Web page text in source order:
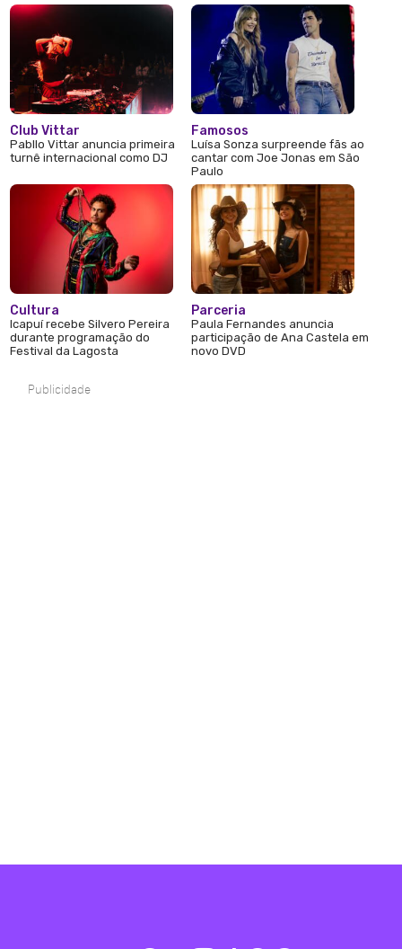
Club Vittar
Pabllo Vittar anuncia primeira
turnê internacional como DJ
Cultura
Icapuí recebe Silvero Pereira
durante programação do
Festival da Lagosta
Famosos
Luísa Sonza surpreende fãs ao
cantar com Joe Jonas em São
Paulo
Parceria
Paula Fernandes anuncia
participação de Ana Castela em
novo DVD
Publicidade